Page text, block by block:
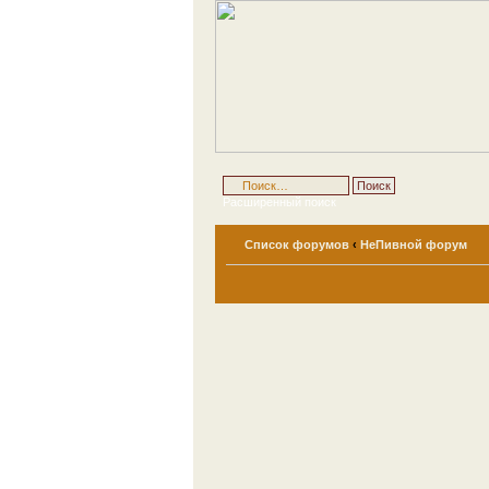
Расширенный поиск
Список форумов ‹ НеПивной форум